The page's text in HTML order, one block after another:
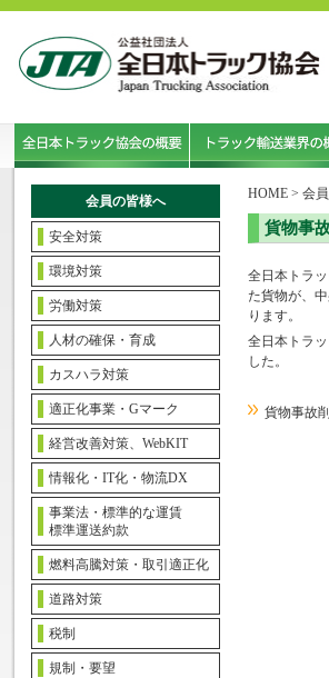
会員の皆様へ
安全対策
環境対策
労働対策
人材の確保・育成
カスハラ対策
適正化事業・Gマーク
経営改善対策、WebKIT
情報化・IT化・物流DX
事業法・標準的な運賃
標準運送約款
燃料高騰対策・取引適正化
道路対策
税制
規制・要望
HOME > 会
貨物事
全日本トラ
た貨物が、
ります。
全日本トラ
した。
貨物事故